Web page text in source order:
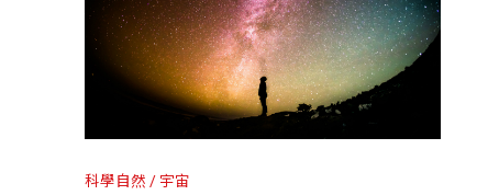
科學自然 宇宙